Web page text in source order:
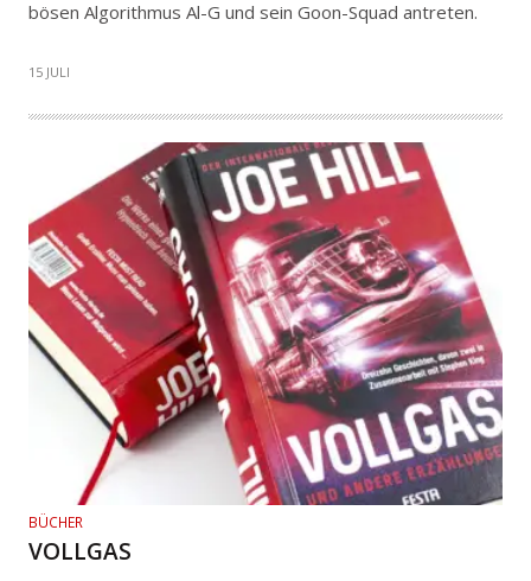
bösen Algorithmus Al-G und sein Goon-Squad antreten.
15 JULI
BÜCHER
VOLLGAS